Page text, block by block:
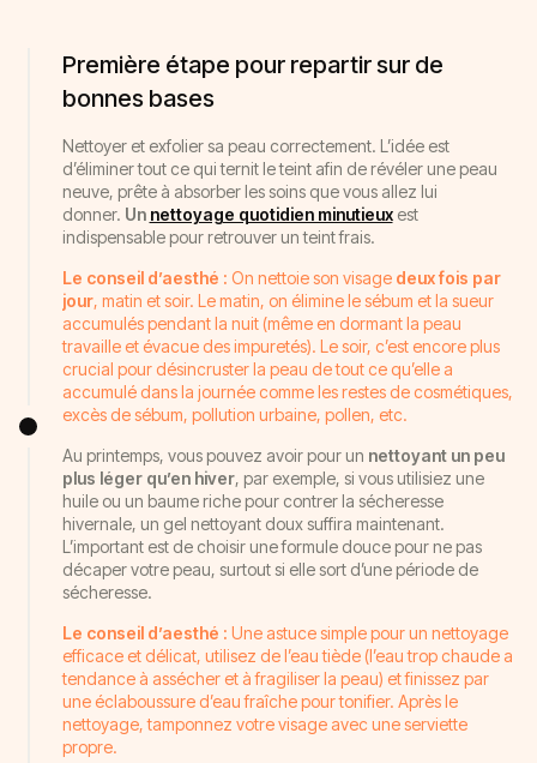
Première étape pour repartir sur de
bonnes bases
Nettoyer et exfolier sa peau correctement. L’idée est
d’éliminer tout ce qui ternit le teint afin de révéler une peau
neuve, prête à absorber les soins que vous allez lui
donner. Un nettoyage quotidien minutieuxest
indispensable pour retrouver un teint frais.
Le conseil d’aesthé : On nettoie son visage deux fois par
jour, matin et soir. Le matin, on élimine le sébum et la sueur
accumulés pendant la nuit (même en dormant la peau
travaille et évacue des impuretés). Le soir, c’est encore plus
crucial pour désincruster la peau de tout ce qu’elle a
accumulé dans la journée comme les restes de cosmétiques,
excès de sébum, pollution urbaine, pollen, etc.
Au printemps, vous pouvez avoir pour un nettoyant un peu
plus léger qu’en hiver, par exemple, si vous utilisiez une
huile ou un baume riche pour contrer la sécheresse
hivernale, un gel nettoyant doux suffira maintenant.
L’important est de choisir une formule douce pour ne pas
décaper votre peau, surtout si elle sort d’une période de
sécheresse.
Le conseil d’aesthé : Une astuce simple pour un nettoyage
efficace et délicat, utilisez de l’eau tiède (l’eau trop chaude a
tendance à assécher et à fragiliser la peau) et finissez par
une éclaboussure d’eau fraîche pour tonifier. Après le
nettoyage, tamponnez votre visage avec une serviette
propre.